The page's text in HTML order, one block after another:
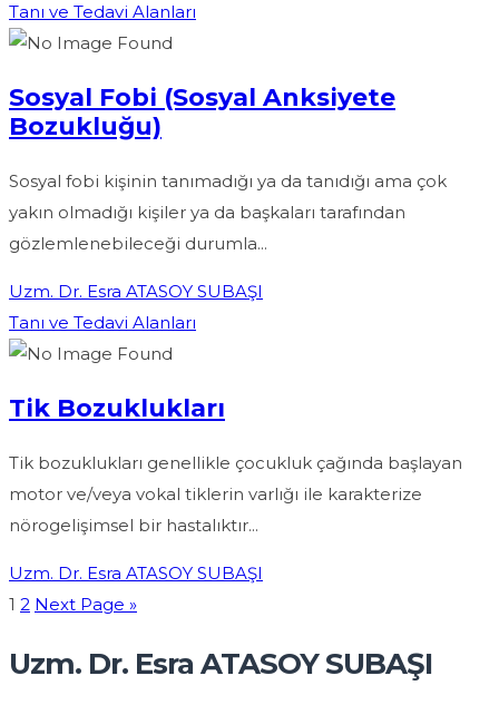
Tanı ve Tedavi Alanları
Sosyal Fobi (Sosyal Anksiyete
Bozukluğu)
Sosyal fobi kişinin tanımadığı ya da tanıdığı ama çok
yakın olmadığı kişiler ya da başkaları tarafından
gözlemlenebileceği durumla...
Uzm. Dr. Esra ATASOY SUBAŞI
Tanı ve Tedavi Alanları
Tik Bozuklukları
Tik bozuklukları genellikle çocukluk çağında başlayan
motor ve/veya vokal tiklerin varlığı ile karakterize
nörogelişimsel bir hastalıktır...
Uzm. Dr. Esra ATASOY SUBAŞI
1 2 Next Page »
Uzm. Dr. Esra ATASOY SUBAŞI